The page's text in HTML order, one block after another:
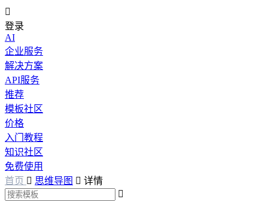

登录
AI
企业服务
解决方案
API服务
推荐
模板社区
价格
入门教程
知识社区
免费使用
首页  思维导图  详情
